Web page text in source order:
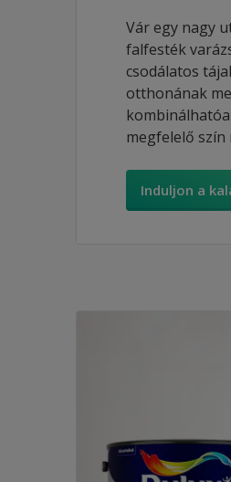
Vár egy nagy
falfesték
csodálatos
otthonának
megfelelő szín
Induljon a